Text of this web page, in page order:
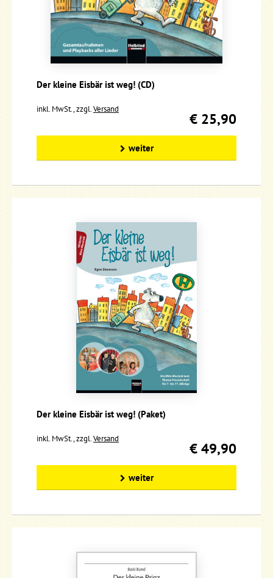
Der kleine Eisbär ist weg! (CD)
inkl. MwSt., zzgl.Versand
€ 25,90
weiter
Der kleine Eisbär ist weg! (Paket)
inkl. MwSt., zzgl.Versand
€ 49,90
weiter